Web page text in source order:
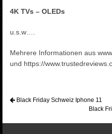
4K TVs – OLEDs
u.s.w….
Mehrere Informationen aus
und https://
Black Friday Schweiz Iphone 11
Black